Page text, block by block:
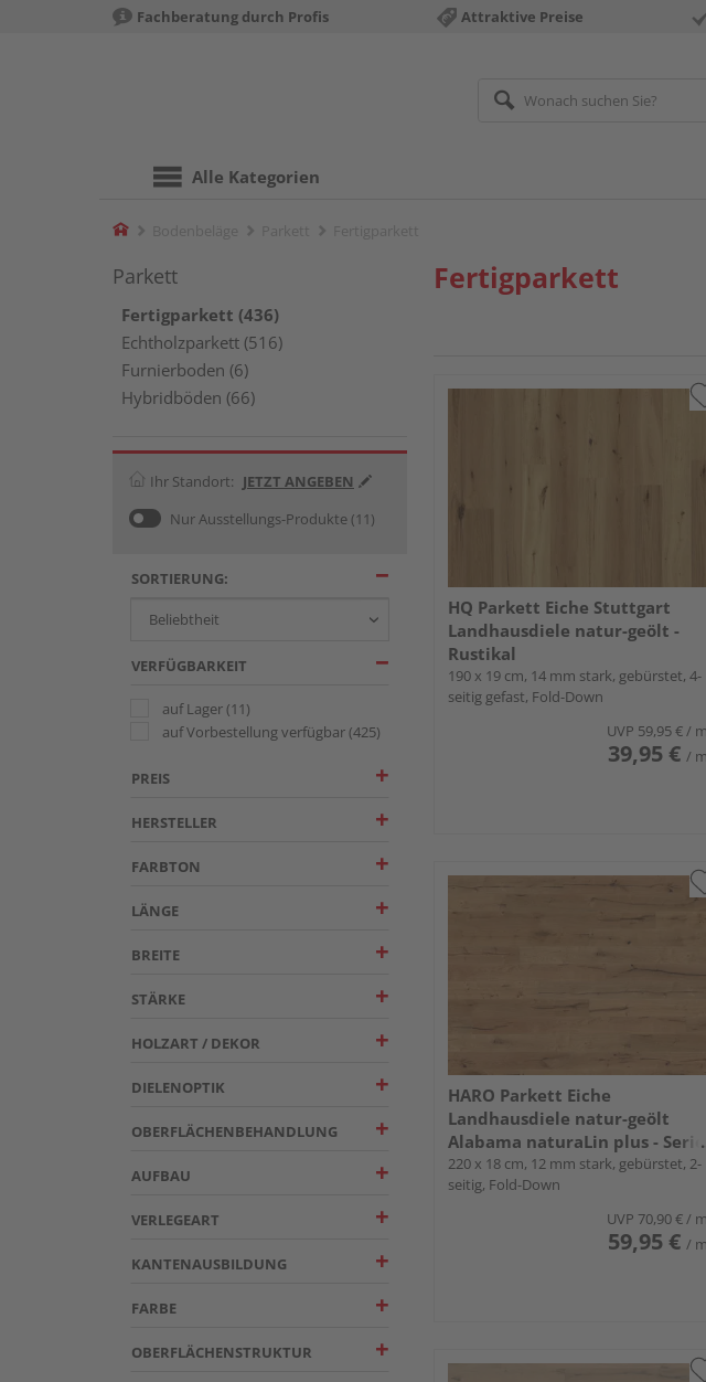
Fachberatung durch Profis Attraktive Preise
Alle Kategorien
Home
Parkett
Fertigparkett (436)
Echtholzparkett (516)
Furnierboden (6)
Hybridböden (66)
Ihr Standort: JETZT ANGEBEN
Nur Ausstellungs-Produkte (11)
SORTIERUNG:
VERFÜGBARKEIT
auf Lager(11)
auf Vorbestellung verfügbar(425)
PREIS
HERSTELLER
FARBTON
LÄNGE
BREITE
STÄRKE
HOLZART / DEKOR
DIELENOPTIK
OBERFLÄCHENBEHANDLUNG
AUFBAU
VERLEGEART
KANTENAUSBILDUNG
FARBE
OBERFLÄCHENSTRUKTUR
Fertigparkett
HQ Parkett Eiche Stuttgart
Landhausdiele natur-geölt -
Rustikal
190 x 19 cm, 14 mm stark, gebürstet, 4-
seitig gefast, Fold-Down
UVP 59,95 €/
39,95 € /
HARO Parkett Eiche
Landhausdiele natur-geölt
Alabama naturaLin plus - Serie
2500
220 x 18 cm, 12 mm stark, gebürstet, 2-
seitig, Fold-Down
UVP 70,90 €/
59,95 € /